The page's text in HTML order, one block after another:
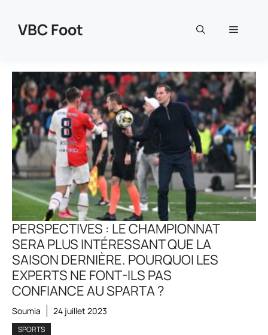
contenuVBC Foot Menu
PERSPECTIVES : LE CHAMPIONNAT
SERA PLUS INTÉRESSANT QUE LA
SAISON DERNIÈRE. POURQUOI LES
EXPERTS NE FONT-ILS PAS
CONFIANCE AU SPARTA ?
Soumia 24 juillet 2023
SPORTS